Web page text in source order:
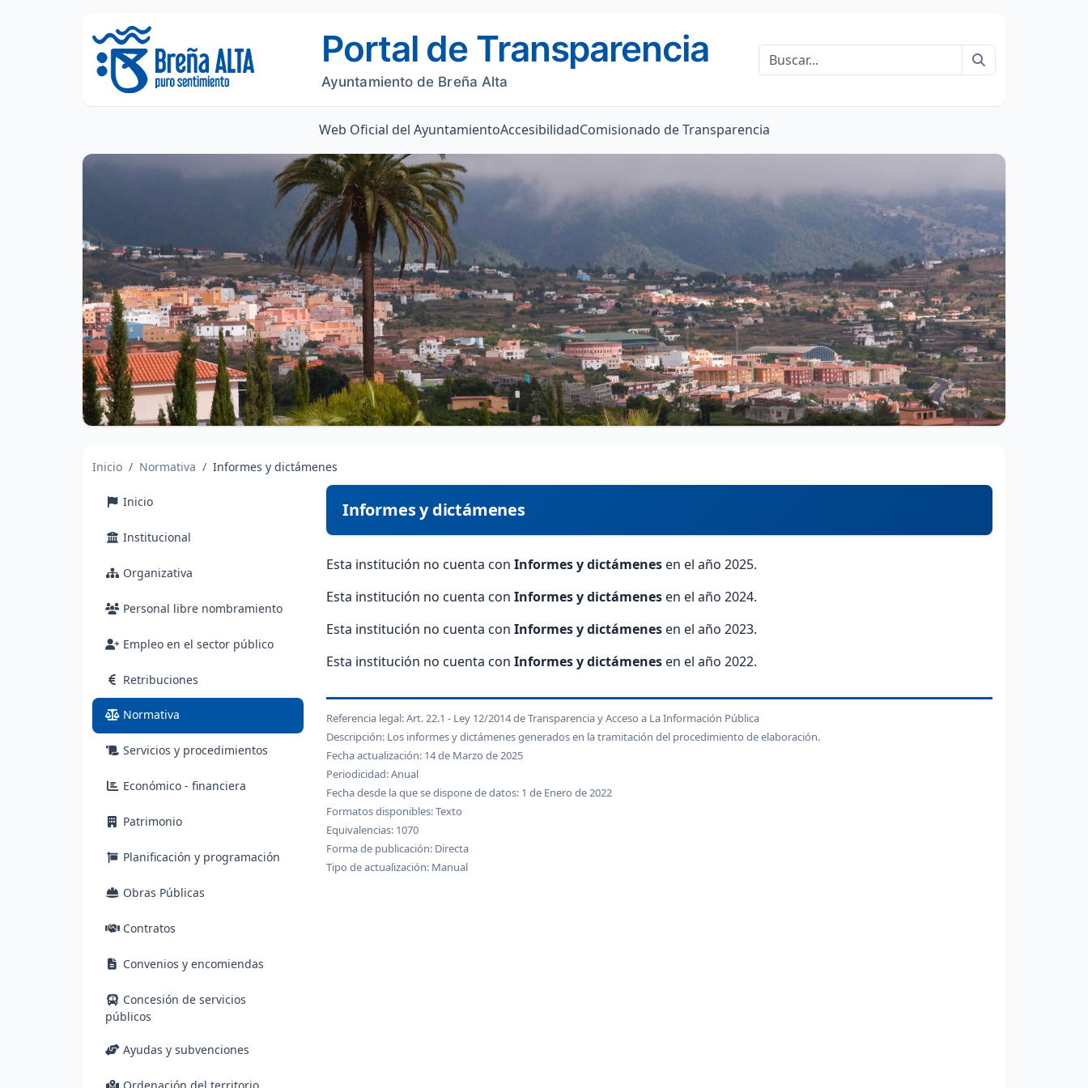
Portal de Transparencia
Ayuntamiento de Breña Alta
Web Oficial del AyuntamientoAccesibilidadComisionado de Transparencia
Inicio Normativa Informes y dictámenes
Inicio
Institucional
Organizativa
Personal libre nombramiento
Empleo en el sector público
Retribuciones
Normativa(actual)
Servicios y procedimientos
Económico - financiera
Patrimonio
Planificación y programación
Obras Públicas
Contratos
Convenios y encomiendas
Concesión de servicios
públicos
Ayudas y subvenciones
Informes y dictámenes
Esta institución no cuenta con Informes y dictámenes en el año 2025.
Esta institución no cuenta con Informes y dictámenes en el año 2024.
Esta institución no cuenta con Informes y dictámenes en el año 2023.
Esta institución no cuenta con Informes y dictámenes en el año 2022.
Referencia legal: Art. 22.1 - Ley 12/2014 de Transparencia y Acceso a La Información Pública
Descripción: Los informes y dictámenes generados en la tramitación del procedimiento de elaboración.
Fecha actualización: 14 de Marzo de 2025
Periodicidad: Anual
Fecha desde la que se dispone de datos: 1 de Enero de 2022
Formatos disponibles: Texto
Equivalencias: 1070
Forma de publicación: Directa
Tipo de actualización: Manual